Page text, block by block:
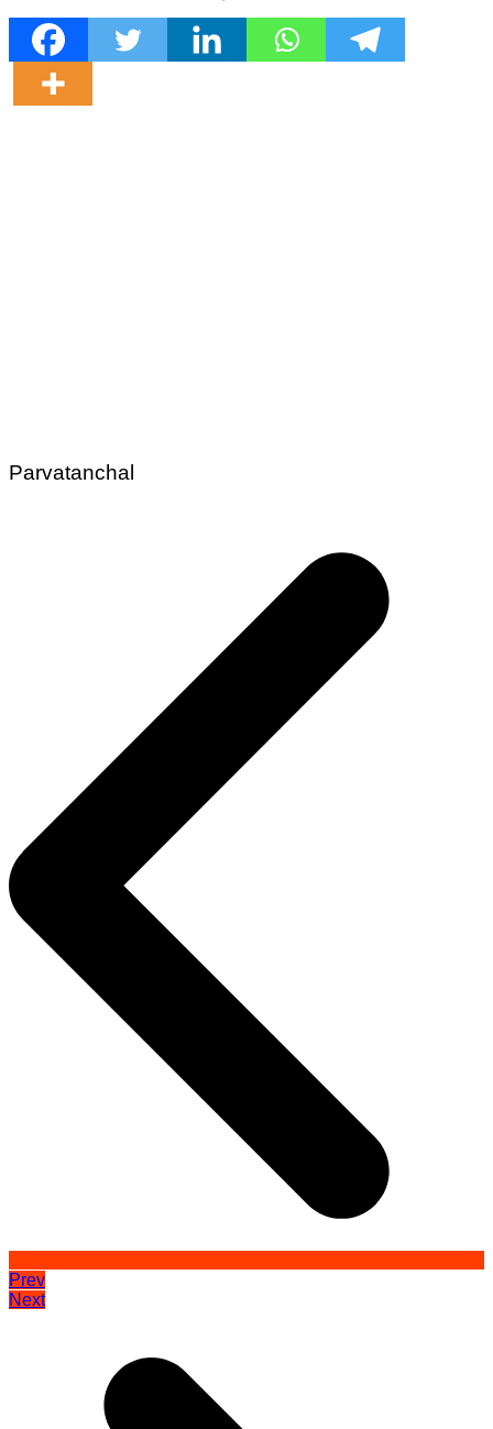
Parvatanchal
Prev
Next